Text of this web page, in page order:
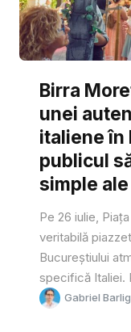
Birra
unei
italiene în
publicul
simple
Pe 26 iulie,
veritabilă
Bucureștiului
specifică Italiei.
Gabriel